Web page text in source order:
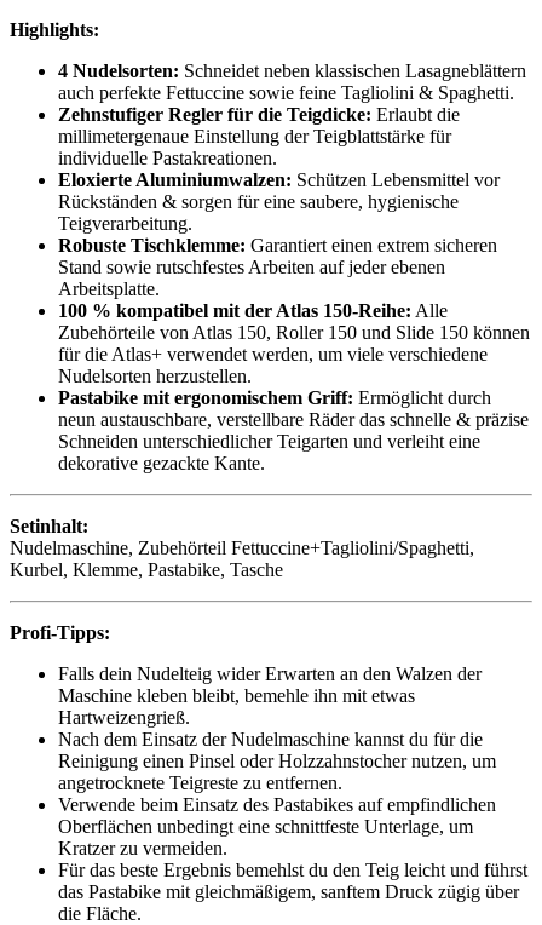
Highlights:
4 Nudelsorten: Schneidet neben klassischen Lasagneblättern
auch perfekte Fettuccine sowie feine Tagliolini & Spaghetti.
Zehnstufiger Regler für die Teigdicke: Erlaubt die
millimetergenaue Einstellung der Teigblattstärke für
individuelle Pastakreationen.
Eloxierte Aluminiumwalzen: Schützen Lebensmittel vor
Rückständen & sorgen für eine saubere, hygienische
Teigverarbeitung.
Robuste Tischklemme: Garantiert einen extrem sicheren
Stand sowie rutschfestes Arbeiten auf jeder ebenen
Arbeitsplatte.
100 % kompatibel mit der Atlas 150-Reihe: Alle
Zubehörteile von Atlas 150, Roller 150 und Slide 150 können
für die Atlas+ verwendet werden, um viele verschiedene
Nudelsorten herzustellen.
Pastabike mit ergonomischem Griff: Ermöglicht durch
neun austauschbare, verstellbare Räder das schnelle & präzise
Schneiden unterschiedlicher Teigarten und verleiht eine
dekorative gezackte Kante.
Setinhalt:
Nudelmaschine, Zubehörteil Fettuccine+Tagliolini/Spaghetti,
Kurbel, Klemme, Pastabike, Tasche
Profi-Tipps:
Falls dein Nudelteig wider Erwarten an den Walzen der
Maschine kleben bleibt, bemehle ihn mit etwas
Hartweizengrieß.
Nach dem Einsatz der Nudelmaschine kannst du für die
Reinigung einen Pinsel oder Holzzahnstocher nutzen, um
angetrocknete Teigreste zu entfernen.
Verwende beim Einsatz des Pastabikes auf empfindlichen
Oberflächen unbedingt eine schnittfeste Unterlage, um
Kratzer zu vermeiden.
Für das beste Ergebnis bemehlst du den Teig leicht und führst
das Pastabike mit gleichmäßigem, sanftem Druck zügig über
die Fläche.